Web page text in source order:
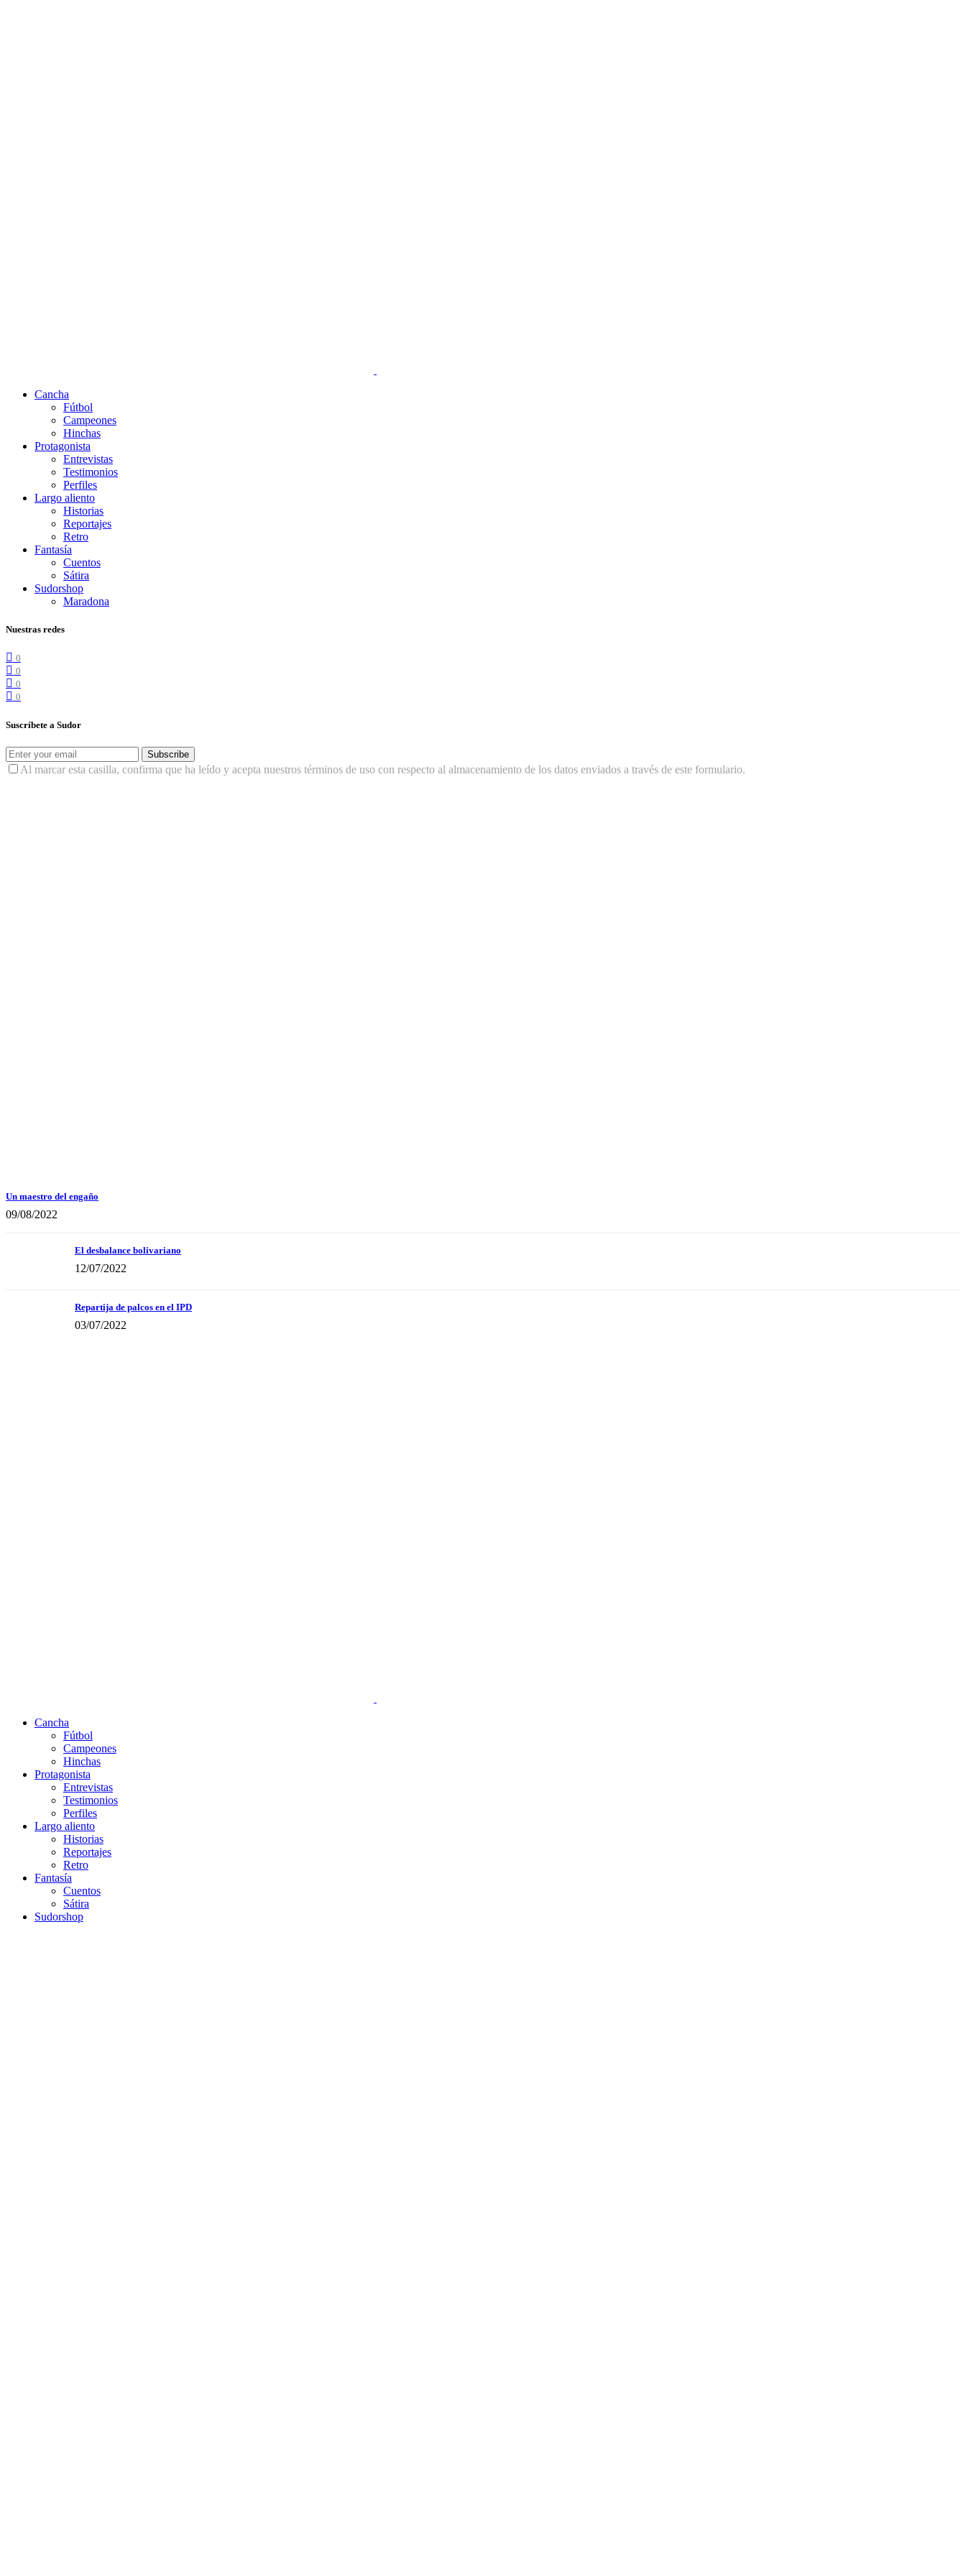
Cancha
Fútbol
Campeones
Hinchas
Protagonista
Entrevistas
Testimonios
Perfiles
Largo aliento
Historias
Reportajes
Retro
Fantasía
Cuentos
Sátira
Sudorshop
Maradona
Nuestras redes
0
0
0
0
Suscríbete a Sudor
Subscribe
Al marcar esta casilla, confirma que ha leído y acepta nuestros términos de uso con respecto al almacenamiento de los datos enviados a través de este formulario.
Un maestro del engaño
09/08/2022
El desbalance bolivariano
12/07/2022
Repartija de palcos en el IPD
03/07/2022
Cancha
Fútbol
Campeones
Hinchas
Protagonista
Entrevistas
Testimonios
Perfiles
Largo aliento
Historias
Reportajes
Retro
Fantasía
Cuentos
Sátira
Sudorshop